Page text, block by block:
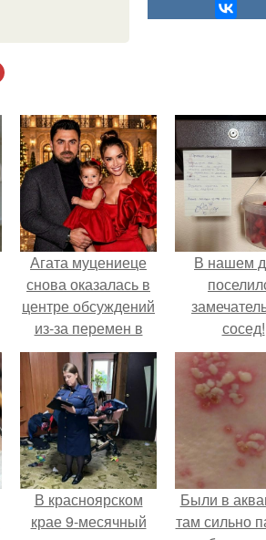
Агата муцениеце
снова оказалась в
центре обсуждений
из-за перемен в
личной жизни.
В нашем
сосед!
В красноярском
крае 9-месячный
Были в
там сильно